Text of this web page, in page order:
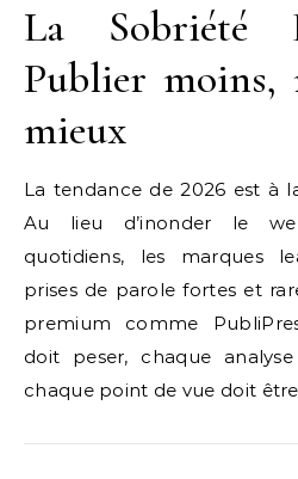
La Sobriété
Publier moins,
mieux
La tendance de 2026 est à
Au lieu d’inonder le
quotidiens, les marques
prises de parole fortes et
premium comme
doit peser, chaque
chaque point de vue doit